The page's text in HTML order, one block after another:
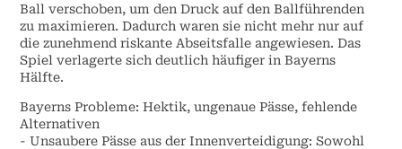
Ball verschoben, um den Druck auf den Ballführenden
zu maximieren. Dadurch waren sie nicht mehr nur auf
die zunehmend riskante Abseitsfalle angewiesen. Das
Spiel verlagerte sich deutlich häufiger in Bayerns
Hälfte.
Bayerns Probleme: Hektik, ungenaue Pässe, fehlende
Alternativen
- Unsaubere Pässe aus der Innenverteidigung: Sowohl